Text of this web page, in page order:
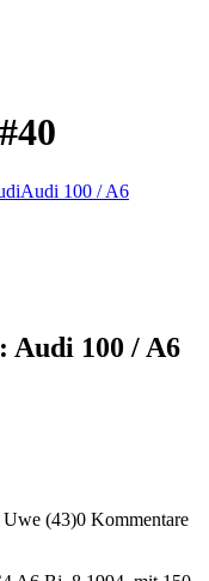
Audi 100 / A6
Audi 100 / A6
Uwe (43)0 Kommentare